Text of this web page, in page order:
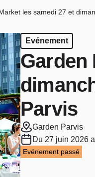
les samedi 27 et
Evénement
Garden
Parvis
Garden Parvis
Du 27 juin 2026
Evénement passé